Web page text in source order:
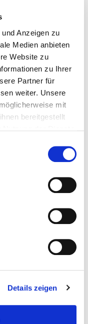
Anzeigen zu
Medien anbieten
Website zu
zu Ihrer
Partner für
weiter. Unsere
mit
bereitgestellt
Details zeigen